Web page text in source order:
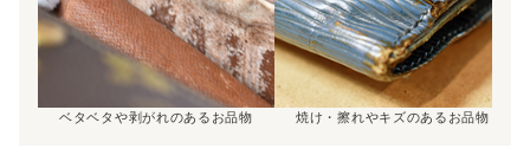
ベタベタや剥がれのあるお品物 焼け・擦れやキズのあるお品物